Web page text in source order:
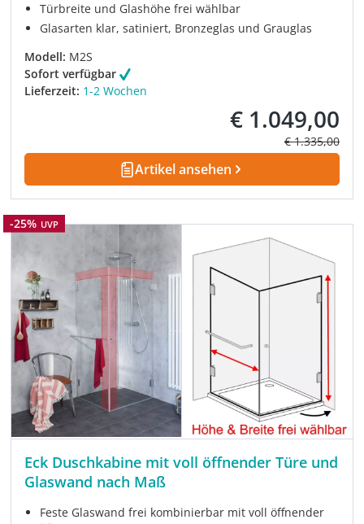
Türbreite und Glashöhe frei wählbar
Glasarten klar, satiniert, Bronzeglas und Grauglas
Modell: M2S
Sofort verfügbar
Lieferzeit: 1-2 Wochen
Verkaufspreis:
€ 1.049,00
Regulärer
€ 1.335,00
Artikel ansehen
Rabatt
-25% UVP
Eck Duschkabine mit voll öffnender Türe und
Glaswand nach Maß
Feste Glaswand frei kombinierbar mit voll öffnender